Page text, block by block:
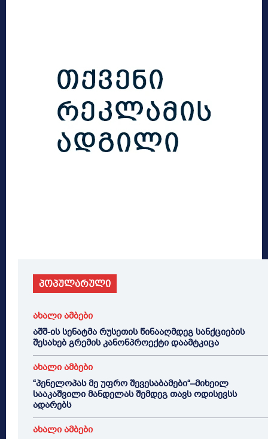
პოპულარული
ახალი ამბები
აშშ-ის სენატმა რუსეთის წინააღმდეგ სანქციების
შესახებ გრემის კანონპროექტი დაამტკიცა
ახალი ამბები
“პენელოპას მე უფრო შევესაბამები“–მიხეილ
სააკაშვილი მანდელას შემდეგ თავს ოდისევსს
ადარებს
ახალი ამბები